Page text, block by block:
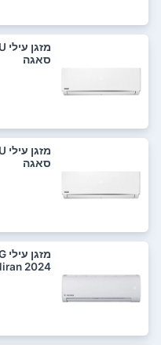
סאגה
סאגה
2024 Tadiran ‏3.5 ‏כ"ס תדיראן